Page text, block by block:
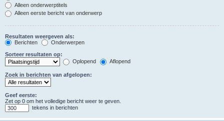
Alleen onderwerptitels
Alleen eerste bericht van onderwerp
Resultaten weergeven als:
Berichten
Onderwerpen
Sorteer resultaten op:
Oplopend
Aflopend
Zoek in berichten van afgelopen:
Geef eerste:
Zet op 0 om het volledige bericht weer te geven.
tekens in berichten